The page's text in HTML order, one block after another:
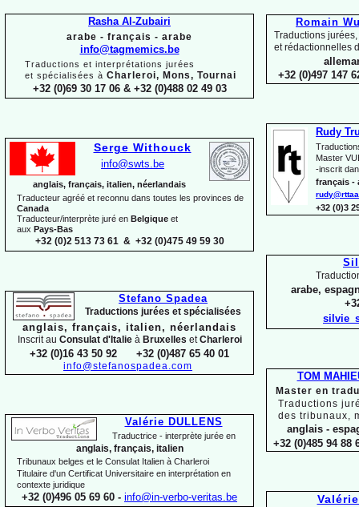
Romain
Traductions
et rédactionnelles
+32 (0)497 147
Rudy
Master
-inscrit
français -
+32 (0)3
arabe,
TOM
Master en
Traductions
des tribunaux,
anglais -
+32 (0)485 94 88
Rasha Al-Zubairi
arabe - français - arabe
info@tagmemics.be
Traductions et interprétations jurées
et spécialisées à Charleroi, Mons, Tournai
+32 (0)69 30 17 06 & +32 (0)488 02 49 03
Serge Withouck
info@swts.be
anglais, français, italien, néerlandais
Traducteur agréé et reconnu dans toutes les provinces de
Canada
Traducteur/interprète juré en Belgique et
aux Pays-Bas
+32 (0)2 513 73 61 & +32 (0)475 49 59 30
Stefano Spadea
Traductions jurées et spécialisées
anglais, français, italien, néerlandais
Inscrit au Consulat d'Italieà Bruxelles etCharleroi
+32 (0)16 43 50 92 +32 (0)487 65 40 01
info@stefanospadea.com
Valérie DULLENS
Traductrice -interprète jurée en
anglais, français, italien
Tribunaux belges et le Consulat Italien à Charleroi
Titulaire d'un Certificat Universitaire en interprétation en
contexte juridique
+32 (0)496 05 69 60 - info@in-verbo-veritas.be